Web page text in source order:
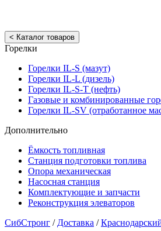
< Каталог товаров
Горелки
Горелки IL-S (мазут)
Горелки IL-L (дизель)
Горелки IL-S-T (нефть)
Газовые и комбинированные
Горелки IL-SV (отработанное
Дополнительно
Ёмкость топливная
Станция подготовки топлива
Опора механическая
Насосная станция
Комплектующие и запчасти
Реконструкция элеваторов
СибСтронг / Доставка /